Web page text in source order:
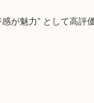
が魅力” として高評